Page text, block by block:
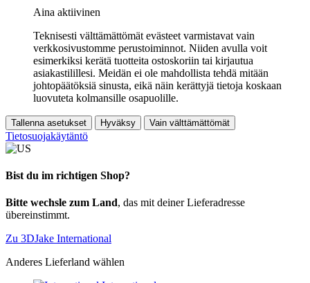
Aina aktiivinen
Teknisesti välttämättömät evästeet varmistavat vain
verkkosivustomme perustoiminnot. Niiden avulla voit
esimerkiksi kerätä tuotteita ostoskoriin tai kirjautua
asiakastilillesi. Meidän ei ole mahdollista tehdä mitään
johtopäätöksiä sinusta, eikä näin kerättyjä tietoja koskaan
luovuteta kolmansille osapuolille.
Tallenna asetukset Hyväksy Vain välttämättömät
Tietosuojakäytäntö
Bist du im richtigen Shop?
Bitte wechsle zum Land, das mit deiner Lieferadresse
übereinstimmt.
Zu 3DJake International
Anderes Lieferland wählen